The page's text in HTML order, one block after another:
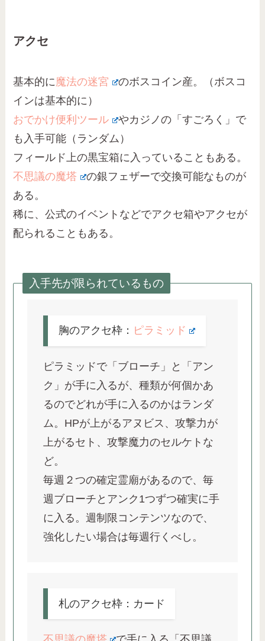
アクセ
基本的に魔法の迷宮
のボスコイン産。（ボスコ
インは基本的に）
おでかけ便利ツール
やカジノの「すごろく」で
も入手可能（ランダム）
フィールド上の黒宝箱に入っていることもある。
不思議の魔塔
の銀フェザーで交換可能なものが
ある。
稀に、公式のイベントなどでアクセ箱やアクセが
配られることもある。
入手先が限られているもの
胸のアクセ枠： ピラミッド
ピラミッドで「ブローチ」と「アン
ク」が手に入るが、種類が何個かあ
るのでどれが手に入るのかはランダ
ム。HPが上がるアヌビス、攻撃力が
上がるセト、攻撃魔力のセルケトな
ど。
毎週２つの確定霊廟があるので、毎
週ブローチとアンク1つずつ確実に手
に入る。週制限コンテンツなので、
強化したい場合は毎週行くべし。
札のアクセ枠：カード